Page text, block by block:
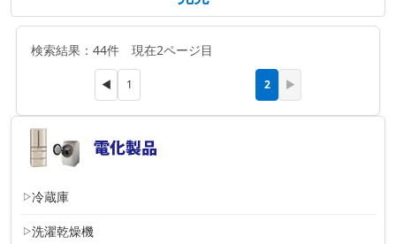
冷蔵庫
洗濯乾燥機
検索結果：44件 現在2ページ目
◀ 1 2 ▶